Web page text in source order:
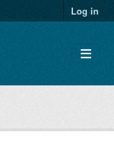
Log in